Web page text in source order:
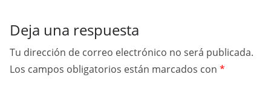
Deja una respuesta
Tu dirección de correo electrónico no será publicada.
Los campos obligatorios están marcados con *